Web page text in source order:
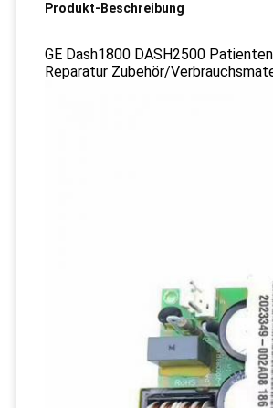
Produkt-Beschreibung
GE Dash1800 DASH2500
Reparatur Zubehör/